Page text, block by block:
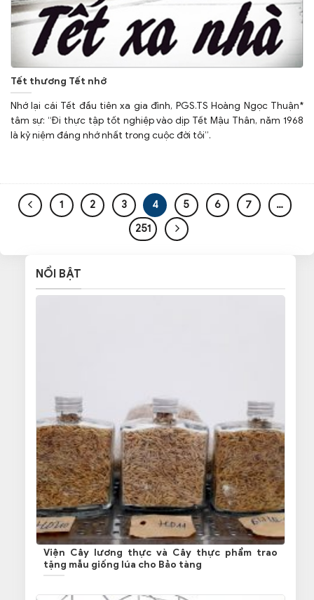
Tết thương Tết nhớ
Nhớ lại cái Tết đầu tiên xa gia đình, PGS.TS Hoàng Ngọc Thuận*
tâm sự: “Đi thực tập tốt nghiệp vào dịp Tết Mậu Thân, năm 1968
là kỷ niệm đáng nhớ nhất trong cuộc đời tôi”.
1 2 3 4 5 6 7
…
251
NỔI BẬT
Viện Cây lương thực và Cây thực phẩm trao
tặng mẫu giống lúa cho Bảo tàng